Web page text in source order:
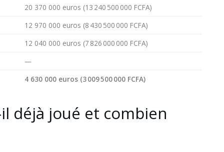
20 370 000 euros (13 240 500 000 FCFA)
12 970 000 euros (8 430 500 000 FCFA)
12 040 000 euros (7 826 000 000 FCFA)
—
4 630 000 euros (3 009 500 000 FCFA)
déjà joué et combien